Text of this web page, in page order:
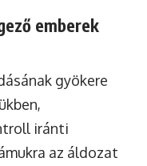
emberek
gyökere
iránti
az áldozat